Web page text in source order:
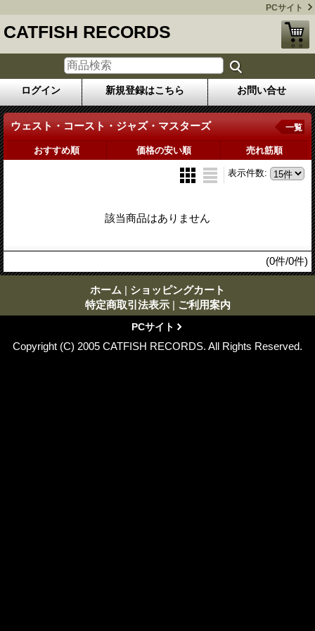
PCサイト
CATFISH RECORDS
ログイン 新規登録はこちら お問い合せ
ウェスト・コースト・ジャズ・マスターズ 一覧
おすすめ順 価格の安い順 売れ筋順
表示件数:
該当商品はありません
(0件/0件)
ホーム | ショッピングカート
特定商取引法表示 | ご利用案内
PCサイト
Copyright (C) 2005 CATFISH RECORDS. All Rights Reserved.